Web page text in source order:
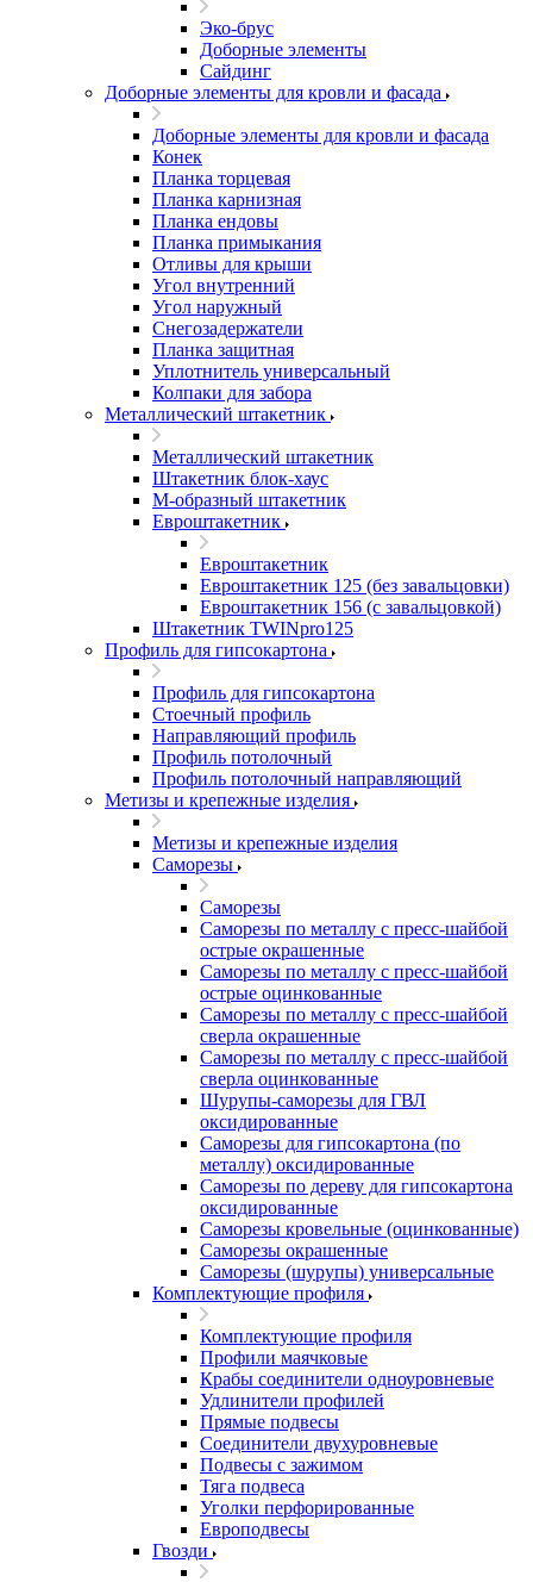
Эко-брус
Доборные элементы
Сайдинг
Доборные элементы для кровли и фасада
Доборные элементы для кровли и фасада
Конек
Планка торцевая
Планка карнизная
Планка ендовы
Планка примыкания
Отливы для крыши
Угол внутренний
Угол наружный
Снегозадержатели
Планка защитная
Уплотнитель универсальный
Колпаки для забора
Металлический штакетник
Металлический штакетник
Штакетник блок-хаус
М-образный штакетник
Евроштакетник
Евроштакетник
Евроштакетник 125 (без завальцовки)
Евроштакетник 156 (с завальцовкой)
Штакетник TWINpro125
Профиль для гипсокартона
Профиль для гипсокартона
Стоечный профиль
Направляющий профиль
Профиль потолочный
Профиль потолочный направляющий
Метизы и крепежные изделия
Метизы и крепежные изделия
Саморезы
Саморезы
Саморезы по металлу с пресс-шайбой
острые окрашенные
Саморезы по металлу с пресс-шайбой
острые оцинкованные
Саморезы по металлу с пресс-шайбой
сверла окрашенные
Саморезы по металлу с пресс-шайбой
сверла оцинкованные
Шурупы-саморезы для ГВЛ
оксидированные
Саморезы для гипсокартона (по
металлу) оксидированные
Саморезы по дереву для гипсокартона
оксидированные
Саморезы кровельные (оцинкованные)
Саморезы окрашенные
Саморезы (шурупы) универсальные
Комплектующие профиля
Комплектующие профиля
Профили маячковые
Крабы соединители одноуровневые
Удлинители профилей
Прямые подвесы
Соединители двухуровневые
Подвесы с зажимом
Тяга подвеса
Уголки перфорированные
Европодвесы
Гвозди